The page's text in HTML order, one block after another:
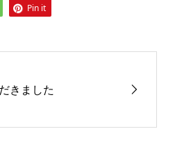
Pin it
きました